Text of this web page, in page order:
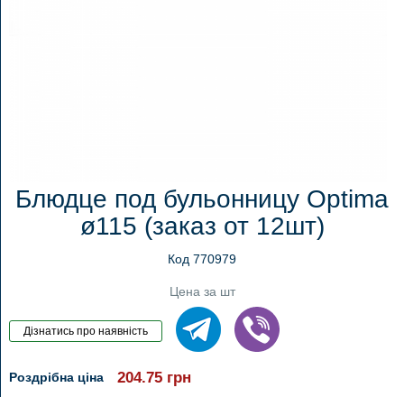
Блюдце под бульонницу Optima
ø115 (заказ от 12шт)
Код 770979
Цена за шт
Роздрібна ціна 204.75 грн